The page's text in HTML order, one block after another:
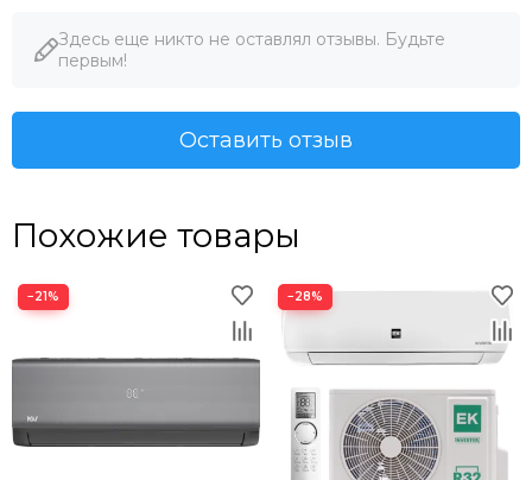
Здесь еще никто не оставлял отзывы. Будьте
первым!
Оставить отзыв
Похожие товары
−21% −28%